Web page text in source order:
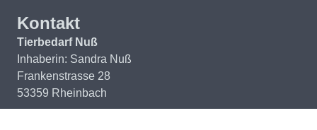
Kontakt
Tierbedarf Nuß
Inhaberin: Sandra Nuß
Frankenstrasse 28
53359 Rheinbach